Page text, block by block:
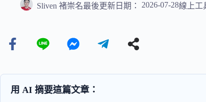
Sliven 褚崇名最後更新日期： 2026-07-28線上工
用 AI 摘要這篇文章：